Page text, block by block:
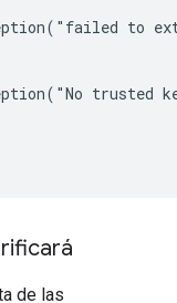
to
trusted
de las